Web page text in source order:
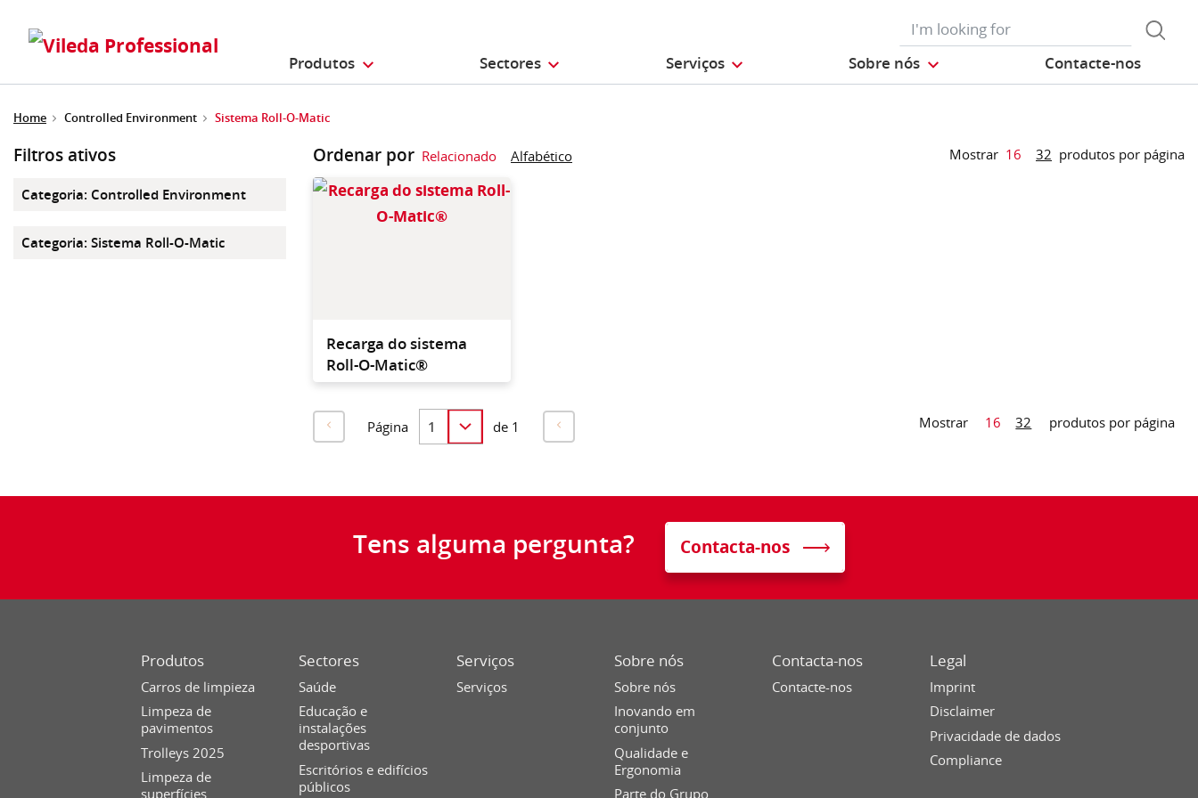
Produtos Sectores Serviços Sobre nós Contacte-nos
Home Controlled Environment Sistema Roll-O-Matic
Filtros ativos
Categoria: Controlled Environment
Categoria:Sistema Roll-O-Matic
Ordenar por Relacionado Alfabético Mostrar 16 32 produtos por página
Recarga do sistema
Roll-O-Matic®
Página de 1 Mostrar 16 32 produtos por página
Tens alguma pergunta? Contacta-nos
Produtos
Carros de limpieza
Limpeza de
pavimentos
Trolleys 2025
Limpeza de
superfícies
Sectores
Saúde
Educação e
instalações
desportivas
Escritórios e edifícios
públicos
Serviços
Serviços
Sobre nós
Sobre nós
Inovando em
conjunto
Qualidade e
Ergonomia
Parte do Grupo
Contacta-nos
Contacte-nos
Legal
Imprint
Disclaimer
Privacidade de dados
Compliance